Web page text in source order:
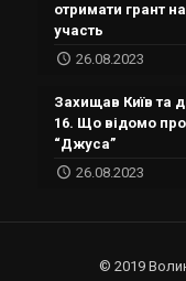
отримати грант
участь
26.08.2023
Захищав Київ та
16. Що відомо про
“Джуса”
26.08.2023
© 2019